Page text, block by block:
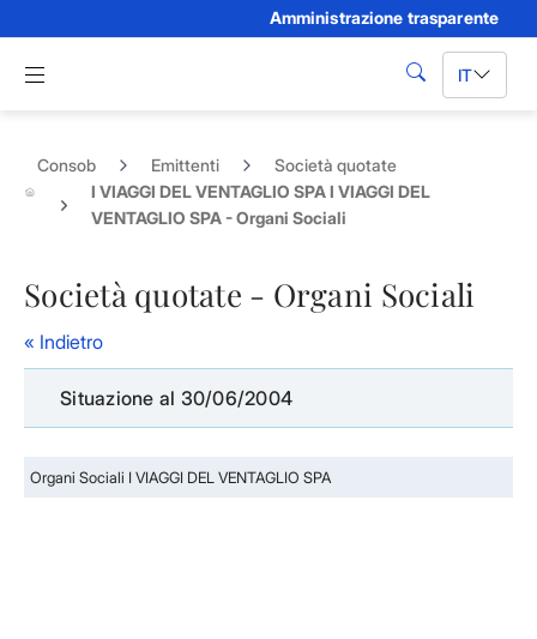
Amministrazione trasparente
Apri menu di navigazione
cerca IT
Consob Emittenti
Società quotate
I VIAGGI DEL VENTAGLIO SPA I VIAGGI DEL
VENTAGLIO SPA - Organi Sociali
Società quotate - Organi Sociali
« Indietro
Situazione al 30/06/2004
Organi Sociali I VIAGGI DEL VENTAGLIO SPA